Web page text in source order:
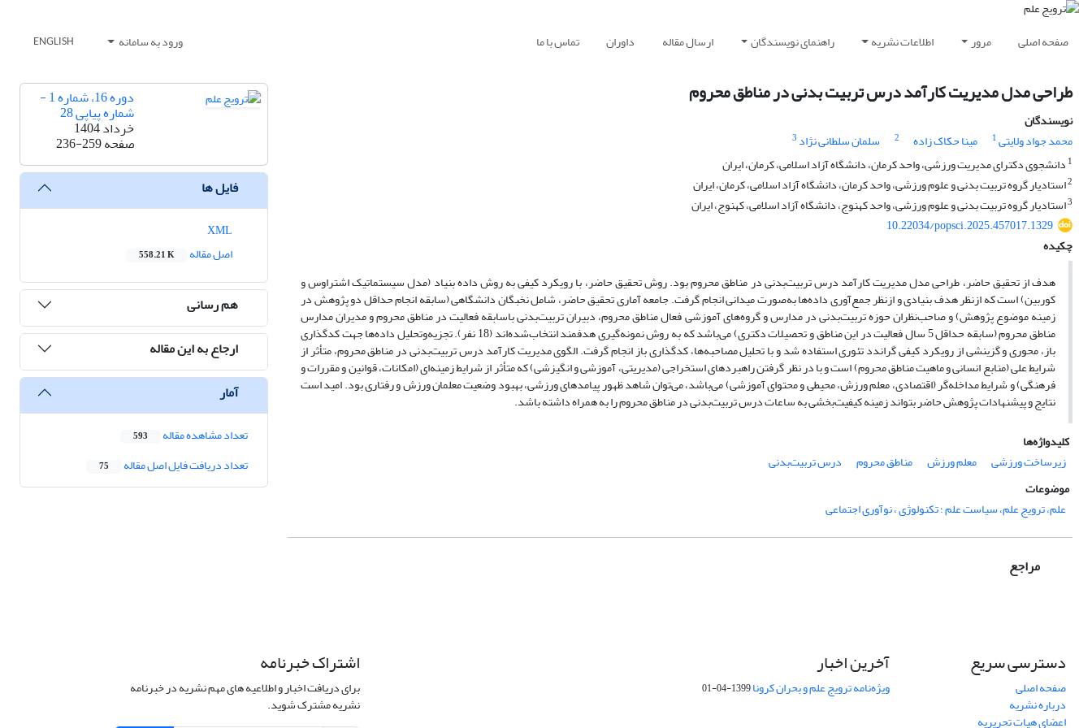
صفحه اصلی مرور اطلاعات نشریه راهنمای نویسندگان ارسال مقاله داوران تماس با ما ورود به سامانه ENGLISH
طراحی مدل مدیریت کارآمد درس تربیت بدنی در مناطق محروم
نویسندگان
محمد جواد ولایتی1 مینا حکاک زاده 2 سلمان سلطانی نژاد 3
1 دانشجوی دکترای مدیریت ورزشی، واحد کرمان، دانشگاه آزاد اسلامی، کرمان، ایران
2استادیار گروه تربیت بدنی و علوم ورزشی، واحد کرمان، دانشگاه آزاد اسلامی، کرمان، ایران
3استادیار گروه تربیت بدنی و علوم ورزشی، واحد کهنوج، دانشگاه آزاد اسلامی، کهنوج، ایران
10.22034/popsci.2025.457017.1329
چکیده
هدف از تحقیق حاضر، طراحی مدل مدیریت کارآمد درس تربیت‌بدنی در مناطق محروم بود. روش تحقیق حاضر، با رویکرد کیفی به روش داده بنیاد (مدل سیستماتیک اشتراوس و
کوربین) است که ازنظر هدف بنیادی و ازنظر جمع‌آوری داده‌ها به‌صورت میدانی انجام گرفت. جامعه آماری تحقیق حاضر، شامل نخبگان دانشگاهی (سابقه انجام حداقل دو پژوهش در
زمینه موضوع پژوهش) و صاحب‌نظران حوزه تربیت‌بدنی در مدارس و گروه‌های آموزشی فعال مناطق محروم، دبیران تربیت‌بدنی باسابقه فعالیت در مناطق محروم و مدیران مدارس
مناطق محروم (سابقه حداقل 5 سال فعالیت در این مناطق و تحصیلات دکتری) می‌باشد که به روش نمونه‌گیری هدفمند انتخاب‌شده‌اند (18 نفر). تجزیه‌وتحلیل داده‌ها جهت کدگذاری
باز، محوری و گزینشی از رویکرد کیفی گراندد تئوری استفاده شد و با تحلیل مصاحبه‌ها، کدگذاری باز انجام گرفت. الگوی مدیریت کارآمد درس تربیت‌بدنی در مناطق محروم، متأثر از
شرایط علی (منابع انسانی و ماهیت مناطق محروم) است و با در نظر گرفتن راهبردهای استخراجی (مدیریتی، آموزشی و انگیزشی) که متأثر از شرایط زمینه‌ای (امکانات، قوانین و مقررات و
فرهنگی) و شرایط مداخله‌گر (اقتصادی، معلم ورزش، محیطی و محتوای آموزشی) می‌باشد، می‌توان شاهد ظهور پیامدهای ورزشی، بهبود وضعیت معلمان ورزش و رفتاری بود. امید است
نتایج و پیشنهادات پژوهش حاضر بتواند زمینه کیفیت‌بخشی به ساعات درس تربیت‌بدنی در مناطق محروم را به همراه داشته باشد.
کلیدواژه‌ها
زیرساخت ورزشی
معلم ورزش مناطق محروم
درس تربیت‌بدنی
موضوعات
علم، ترویج علم، سیاست علم ؛ تکنولوژی ، نوآوری اجتماعی
مراجع
دوره 16، شماره 1 -
شماره پیاپی 28
خرداد 1404
صفحه236-259
فایل ها
اصل مقاله
558.21 K
هم رسانی
ارجاع به این مقاله
آمار
تعداد مشاهده مقاله 593
تعداد دریافت فایل اصل مقاله 75
دسترسی سریع
صفحه اصلی
درباره نشریه
اعضای هیات تحریریه
آخرین اخبار
ویژه‌نامه ترویج علم و بحران کرونا1399-04-01
اشتراک خبرنامه
برای دریافت اخبار و اطلاعیه های مهم نشریه در خبرنامه
نشریه مشترک شوید.